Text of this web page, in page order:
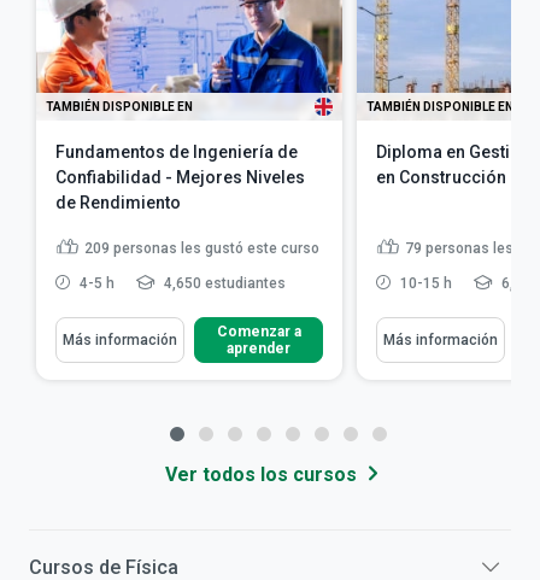
TAMBIÉN DISPONIBLE EN
Fundamentos de Ingeniería de
Confiabilidad - Mejores Niveles
de Rendimiento
209 personas les gustó este curso
4-5 h 4,650 estudiantes
Más información
Comenzar a
aprender
TAMBIÉN DISPONIBLE EN
Diploma en Gestión
en Construcción
79 personas les
10-15 h
Más información
Ver todos los cursos
Cursos de Física